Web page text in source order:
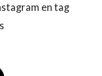
en tag